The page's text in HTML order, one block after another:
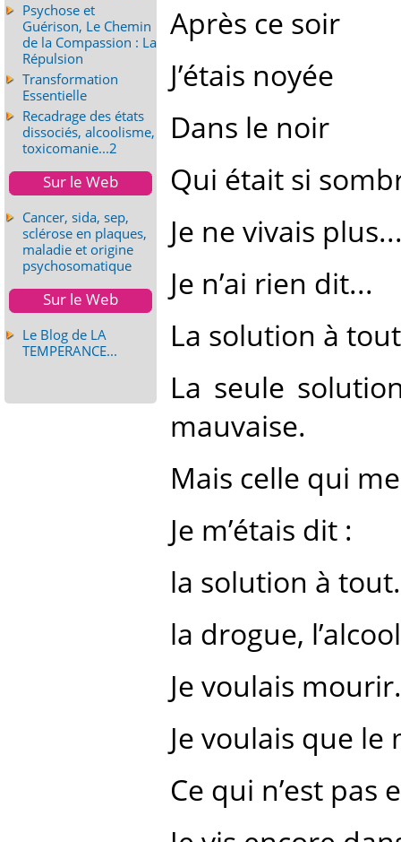
Après ce soir
J’étais noyée
Dans le noir
Qui était si
Je ne vivais
Je n’ai rien dit...
La solution à
La seule
mauvaise.
Mais celle qui
Je m’étais dit :
la solution à
la drogue,
Je voulais mourir.
Je voulais que le
Ce qui n’est pas
Psychose et
Guérison, Le Chemin
de la Compassion : La
Répulsion
Transformation
Essentielle
Recadrage des états
dissociés, alcoolisme,
toxicomanie...2
Sur le Web
Cancer, sida, sep,
sclérose en plaques,
maladie et origine
psychosomatique
Sur le Web
Le Blog de LA
TEMPERANCE...